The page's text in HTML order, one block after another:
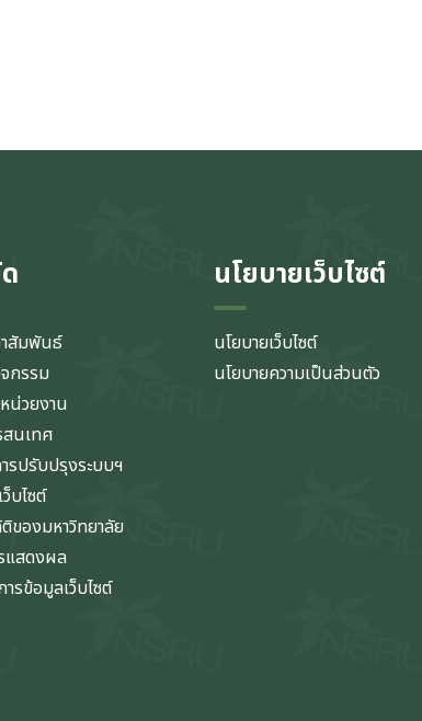
าสัมพันธ์
กรรม
น่วยงาน
สนเทศ
รปรับปรุงระบบฯ
บไซต์
ของมหาวิทยาลัย
แสดงผล
รข้อมูลเว็บไซต์
นโยบายเว็บไซต์
นโยบายเว็บไซต์
นโยบายความเป็นส่วนตัว